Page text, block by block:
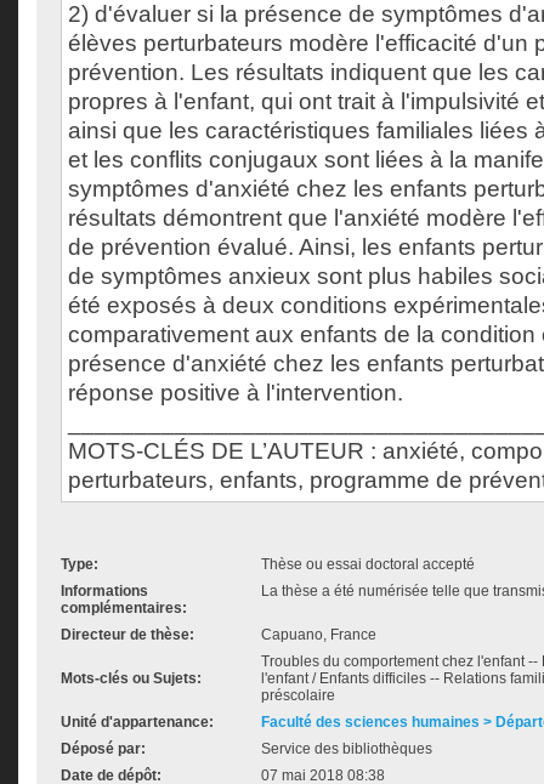
2) d'évaluer si la présence de symptômes
élèves perturbateurs modère l'efficacité d'un
prévention. Les résultats indiquent que les
propres à l'enfant, qui ont trait à l'impulsivité
ainsi que les caractéristiques familiales liées
et les conflits conjugaux sont liées à la
symptômes d'anxiété chez les enfants
résultats démontrent que l'anxiété modère
de prévention évalué. Ainsi, les enfants
de symptômes anxieux sont plus habiles
été exposés à deux conditions
comparativement aux enfants de la condition
présence d'anxiété chez les enfants
réponse positive à l'intervention.
MOTS-CLÉS DE L’AUTEUR : anxiété,
perturbateurs, enfants, programme de
Type:
Thèse ou essai doctoral accepté
Informations
complémentaires:
La thèse a été numérisée telle que
Directeur de thèse: Capuano, France
Mots-clés ou Sujets:
Troubles du comportement chez l'enfant
l'enfant / Enfants difficiles -- Relations
préscolaire
Unité d'appartenance:
Faculté des sciences humaines >
Déposé par:
Service des bibliothèques
Date de dépôt:
07 mai 2018 08:38